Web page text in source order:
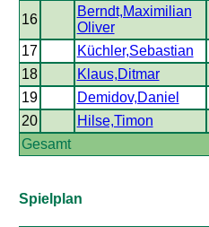
16
Berndt,Maximilian
Oliver
17
Küchler,Sebastian
18
Klaus,Ditmar
19
Demidov,Daniel
20
Hilse,Timon
Gesamt
Spielplan